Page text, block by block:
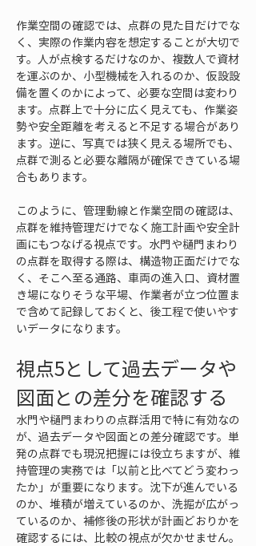
作業空間の確認では、点群の見た目だけでな
く、実際の作業内容を想定することが大切で
す。人が点検するだけなのか、複数人で資材
を運ぶのか、小型機械を入れるのか、仮設設
備を置くのかによって、必要な空間は変わり
ます。点群上で十分に広く見えても、作業姿
勢や安全距離を考えると不足する場合があり
ます。逆に、写真では狭く見える場所でも、
点群で測ると必要な離隔が確保できている場
合もあります。
このように、管理動線と作業空間の確認は、
点群を維持管理だけでなく施工計画や安全計
画にもつなげる視点です。水門や樋門まわり
の点群を取得する際は、構造物正面だけでな
く、そこへ至る通路、車両の進入口、資材置
き場になりそうな平場、作業者が立つ位置ま
で含めて記録しておくと、後工程で使いやす
いデータになります。
視点5として過去データや
図面との差分を確認する
水門や樋門まわりの点群活用で特に有効なの
が、過去データや図面との差分確認です。単
発の点群でも現況把握には役立ちますが、維
持管理の実務では「以前と比べてどう変わっ
たか」が重要になります。沈下が進んでいる
のか、堆積が増えているのか、洗掘が広がっ
ているのか、補修後の形状が計画どおりかを
確認するには、比較の視点が欠かせません。